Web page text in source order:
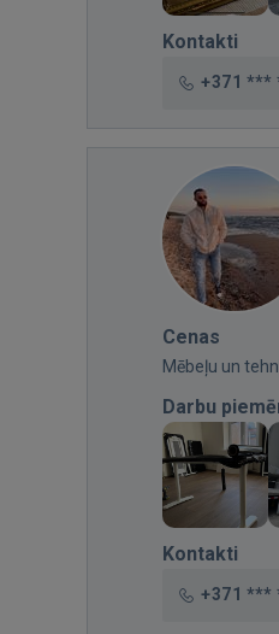
Kontakti
+371 ***
Cenas
Mēbeļu un
Darbu
Kontakti
+371 ***